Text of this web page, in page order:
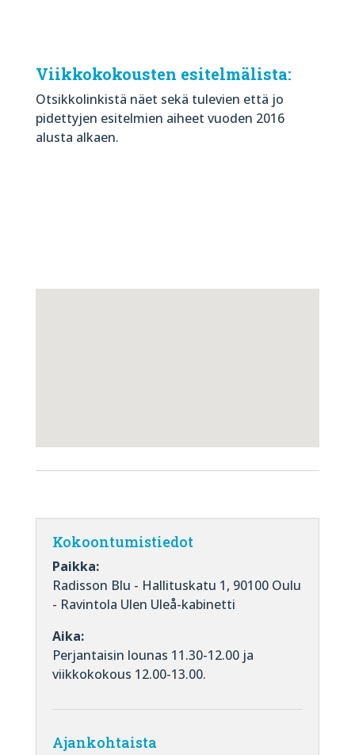
Viikkokokousten esitelmälista:
Otsikkolinkistä näet sekä tulevien että jo
pidettyjen esitelmien aiheet vuoden 2016
alusta alkaen.
Kokoontumistiedot
Paikka:
Radisson Blu - Hallituskatu 1, 90100 Oulu
- Ravintola Ulen Uleå-kabinetti
Aika:
Perjantaisin lounas 11.30-12.00 ja
viikkokokous 12.00-13.00.
Ajankohtaista